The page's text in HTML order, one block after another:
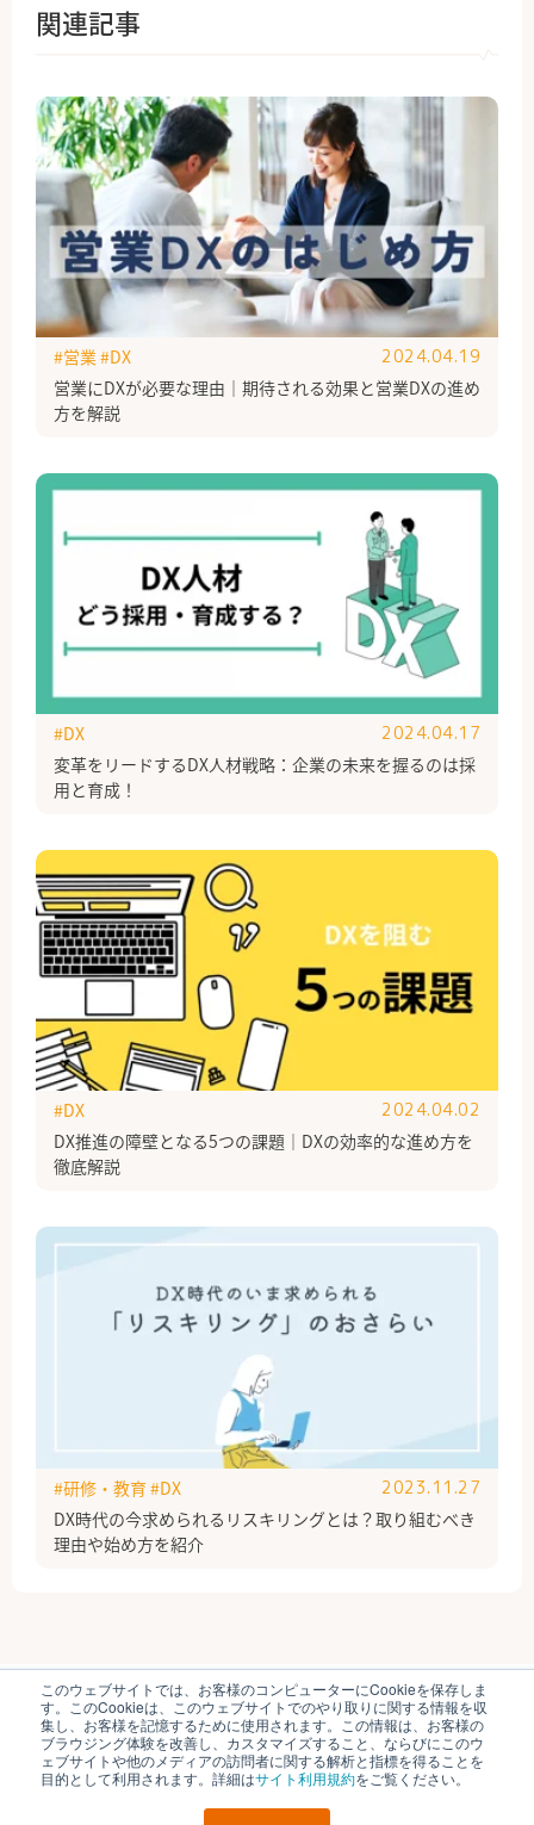
このウェブサイトでは、お客様のコンピューターにCookieを保存しま
す。このCookieは、このウェブサイトでのやり取りに関する情報を収
集し、お客様を記憶するために使用されます。この情報は、お客様の
ブラウジング体験を改善し、カスタマイズすること、ならびにこのウ
ェブサイトや他のメディアの訪問者に関する解析と指標を得ることを
目的として利用されます。詳細はサイト利用規約をご覧ください。
関連記事
営業にDXが必要な理由｜期待される効果と営業DXの進め
方を解説
#営業 #DX 2024.04.19
変革をリードするDX人材戦略：企業の未来を握るのは採
用と育成！
#DX 2024.04.17
DX推進の障壁となる5つの課題｜DXの効率的な進め方を
徹底解説
#DX 2024.04.02
DX時代の今求められるリスキリングとは？取り組むべき
理由や始め方を紹介
#研修・教育#DX 2023.11.27
ブイキューブのはたらく研究部とは 運営会社
個人情報保護方針 各種お問い合わせ
© V-cube, Inc. All Rights Reserved.